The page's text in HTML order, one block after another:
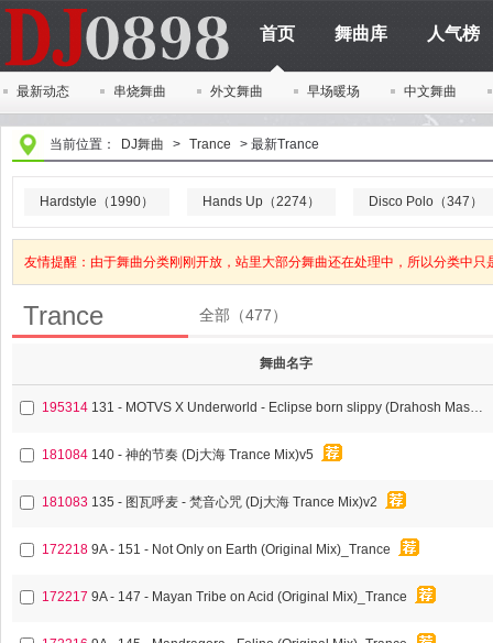
首页 舞曲库 人气榜
最新动态 串烧舞曲 外文舞曲 早场暖场 中文舞曲
当前位置： DJ舞曲 > Trance > 最新Trance
Hardstyle（1990） Hands Up（2274） Disco Polo（347）
友情提醒：由于舞曲分类刚刚开放，站里大部分舞曲还在处理中，所以分类中只
Trance 全部（477）
舞曲名字
195314 131 - MOTVS X Underworld - Eclipse born slippy (Drahosh Mashup)
181084 140 - 神的节奏 (Dj大海 Trance Mix)v5
181083 135 - 图瓦呼麦 - 梵音心咒 (Dj大海 Trance Mix)v2
172218 9A - 151 - Not Only on Earth (Original Mix)_Trance
172217 9A - 147 - Mayan Tribe on Acid (Original Mix)_Trance